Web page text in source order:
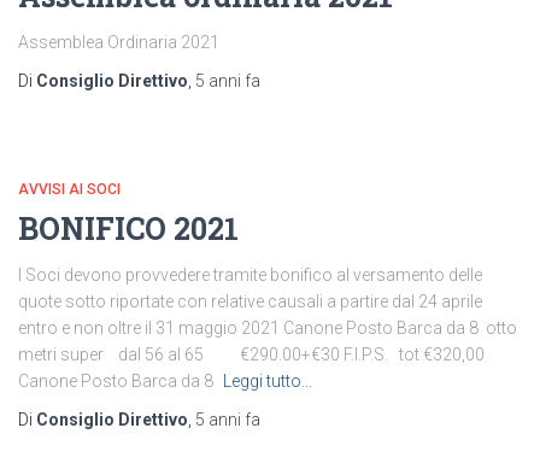
Assemblea Ordinaria 2021
Di Consiglio Direttivo 5 anni fa
AVVISI AI SOCI
BONIFICO 2021
I Soci devono provvedere tramite bonifico al versamento delle
quote sotto riportate con relative causali a partire dal 24 aprile
entro e non oltre il 31 maggio 2021 Canone Posto Barca da 8 otto
metri super dal 56 al 65 €290.00+€30 F.I.P.S. tot €320,00
Canone Posto Barca da 8
Leggi tutto…
Di Consiglio Direttivo 5 anni fa